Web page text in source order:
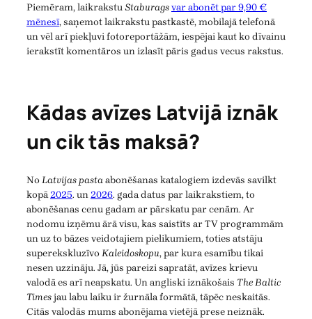
Piemēram, laikrakstuStaburagsvar abonēt par 9,90 €
mēnesī, saņemot laikrakstu pastkastē, mobilajā telefonā
un vēl arī piekļuvi fotoreportāžām, iespējai kaut ko dīvainu
ierakstīt komentāros un izlasīt pāris gadus vecus rakstus.
Kādas avīzes Latvijā iznāk
un cik tās maksā?
NoLatvijas pastaabonēšanas katalogiem izdevās savilkt
kopā2025. un2026. gada datus par laikrakstiem, to
abonēšanas cenu gadam ar pārskatu par cenām. Ar
nodomu izņēmu ārā visu, kas saistīts ar TV programmām
un uz to bāzes veidotajiem pielikumiem, toties atstāju
superekskluzīvoKaleidoskopu, par kura esamību tikai
nesen uzzināju. Jā, jūs pareizi sapratāt, avīzes krievu
valodā es arī neapskatu. Un angliski iznākošais The Baltic
Timesjau labu laiku ir žurnāla formātā, tāpēc neskaitās.
Citās valodās mums abonējama vietējā prese neiznāk.